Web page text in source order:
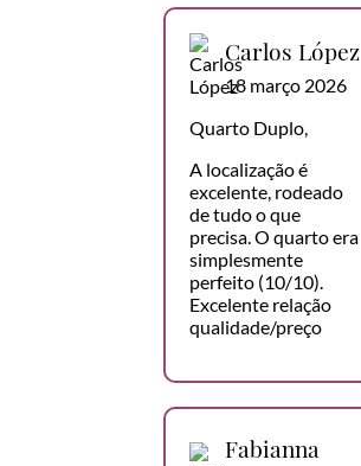
Carlos López
18 março 2026
Quarto Duplo,
A localização é
excelente, rodeado
de tudo o que
precisa. O quarto era
simplesmente
perfeito (10/10).
Excelente relação
qualidade/preço
Fabianna